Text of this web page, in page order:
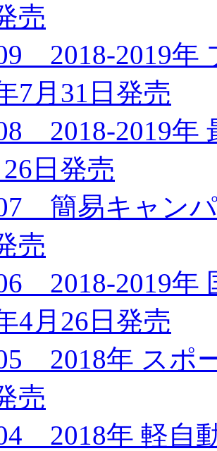
売
2018-2019
7月31日発売
2018-2019
日発売
簡易キャン
売
2018-2019
4月26日発売
2018年 スポ
売
2018年 軽自